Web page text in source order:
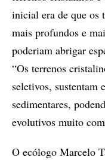
inicial era de que os
mais profundos e
poderiam abrigar
“Os terrenos
seletivos, sustentam
sedimentares,
evolutivos muito
O ecólogo Marcelo